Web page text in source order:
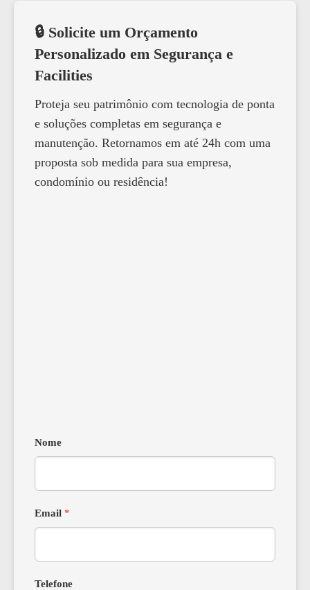
🔒 Solicite um Orçamento
Personalizado em Segurança e
Facilities
Proteja seu patrimônio com tecnologia de ponta
e soluções completas em segurança e
manutenção. Retornamos em até 24h com uma
proposta sob medida para sua empresa,
condomínio ou residência!
Nome
Email *
Telefone